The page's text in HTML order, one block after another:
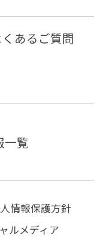
くあるご質問
一覧
情報保護方針
ルメディア